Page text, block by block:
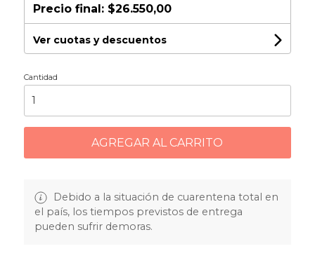
Precio final: $26.550,00
Ver cuotas y descuentos
Cantidad
AGREGAR AL CARRITO
Debido a la situación de cuarentena total en
el país, los tiempos previstos de entrega
pueden sufrir demoras.